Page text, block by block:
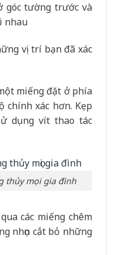
góc tường trước và
nhau
vị trí bạn đã xác
miếng đặt ở phía
chính xác hơn. Kẹp
dụng vít thao tác
thủy mọi gia đình
các miếng chêm
nhọn cắt bỏ những